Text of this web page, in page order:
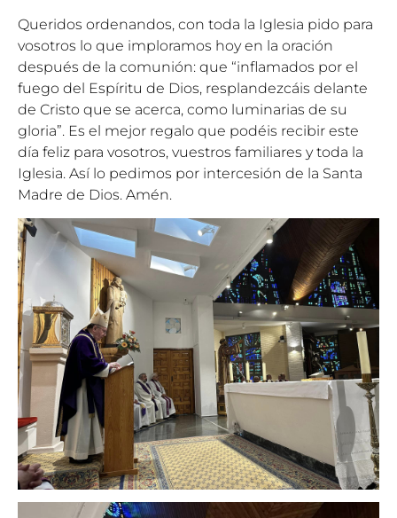
Queridos ordenandos, con toda la Iglesia pido para
vosotros lo que imploramos hoy en la oración
después de la comunión: que “inflamados por el
fuego del Espíritu de Dios, resplandezcáis delante
de Cristo que se acerca, como luminarias de su
gloria”. Es el mejor regalo que podéis recibir este
día feliz para vosotros, vuestros familiares y toda la
Iglesia. Así lo pedimos por intercesión de la Santa
Madre de Dios. Amén.